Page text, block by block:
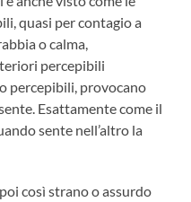
quasi per contagio a
o calma,
percepibili
percepibili, provocano
Esattamente come il
sente nell’altro la
così strano o assurdo